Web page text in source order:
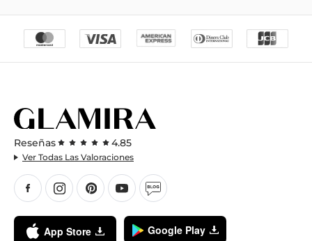
Reseñas 4.85
Ver Todas Las Valoraciones
App Store Google Play